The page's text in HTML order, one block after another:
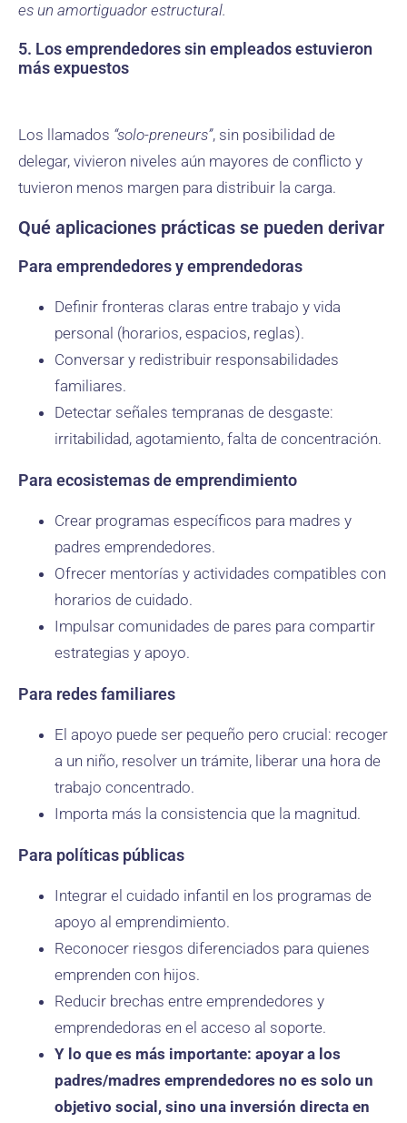
es un amortiguador estructural.
5. Los emprendedores sin empleados estuvieron
más expuestos
Los llamados “solo-preneurs”, sin posibilidad de
delegar, vivieron niveles aún mayores de conflicto y
tuvieron menos margen para distribuir la carga.
Qué aplicaciones prácticas se pueden derivar
Para emprendedores y emprendedoras
Definir fronteras claras entre trabajo y vida
personal (horarios, espacios, reglas).
Conversar y redistribuir responsabilidades
familiares.
Detectar señales tempranas de desgaste:
irritabilidad, agotamiento, falta de concentración.
Para ecosistemas de emprendimiento
Crear programas específicos para madres y
padres emprendedores.
Ofrecer mentorías y actividades compatibles con
horarios de cuidado.
Impulsar comunidades de pares para compartir
estrategias y apoyo.
Para redes familiares
El apoyo puede ser pequeño pero crucial: recoger
a un niño, resolver un trámite, liberar una hora de
trabajo concentrado.
Importa más la consistencia que la magnitud.
Para políticas públicas
Integrar el cuidado infantil en los programas de
apoyo al emprendimiento.
Reconocer riesgos diferenciados para quienes
emprenden con hijos.
Reducir brechas entre emprendedores y
emprendedoras en el acceso al soporte.
Y lo que es más importante: apoyar a los
padres/madres emprendedores no es solo un
objetivo social, sino una inversión directa en